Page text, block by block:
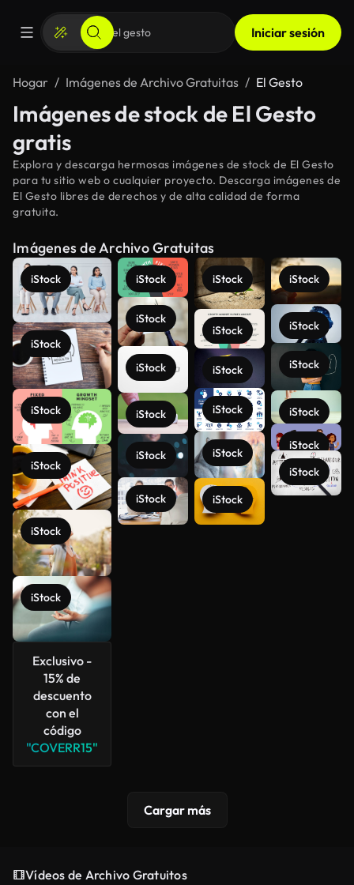
Iniciar sesión
Hogar Imágenes de Archivo Gratuitas El Gesto
Imágenes de stock de El Gesto
gratis
Explora y descarga hermosas imágenes de stock de El Gesto
para tu sitio web o cualquier proyecto. Descarga imágenes de
El Gesto libres de derechos y de alta calidad de forma
gratuita.
Imágenes de Archivo Gratuitas
iStock
iStock
iStock
iStock
iStock
iStock
Exclusivo -
15% de
descuento
con el
código
"COVERR15"
iStock
iStock
iStock
iStock
iStock
iStock
iStock
iStock
iStock
iStock
iStock
iStock
iStock
iStock
iStock
iStock
iStock
iStock
Cargar más
Vídeos de Archivo Gratuitos